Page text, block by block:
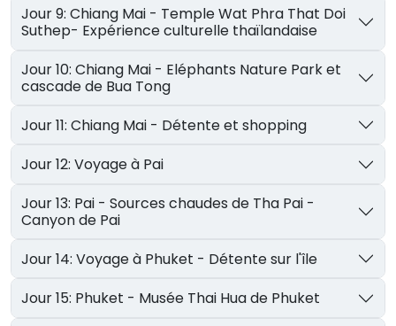
Jour 9: Chiang Mai - Temple Wat Phra That Doi
Suthep- Expérience culturelle thaïlandaise
Jour 10: Chiang Mai - Eléphants Nature Park et
cascade de Bua Tong
Jour 11: Chiang Mai - Détente et shopping
Jour 12: Voyage à Pai
Jour 13: Pai - Sources chaudes de Tha Pai -
Canyon de Pai
Jour 14: Voyage à Phuket - Détente sur l'île
Jour 15: Phuket - Musée Thai Hua de Phuket